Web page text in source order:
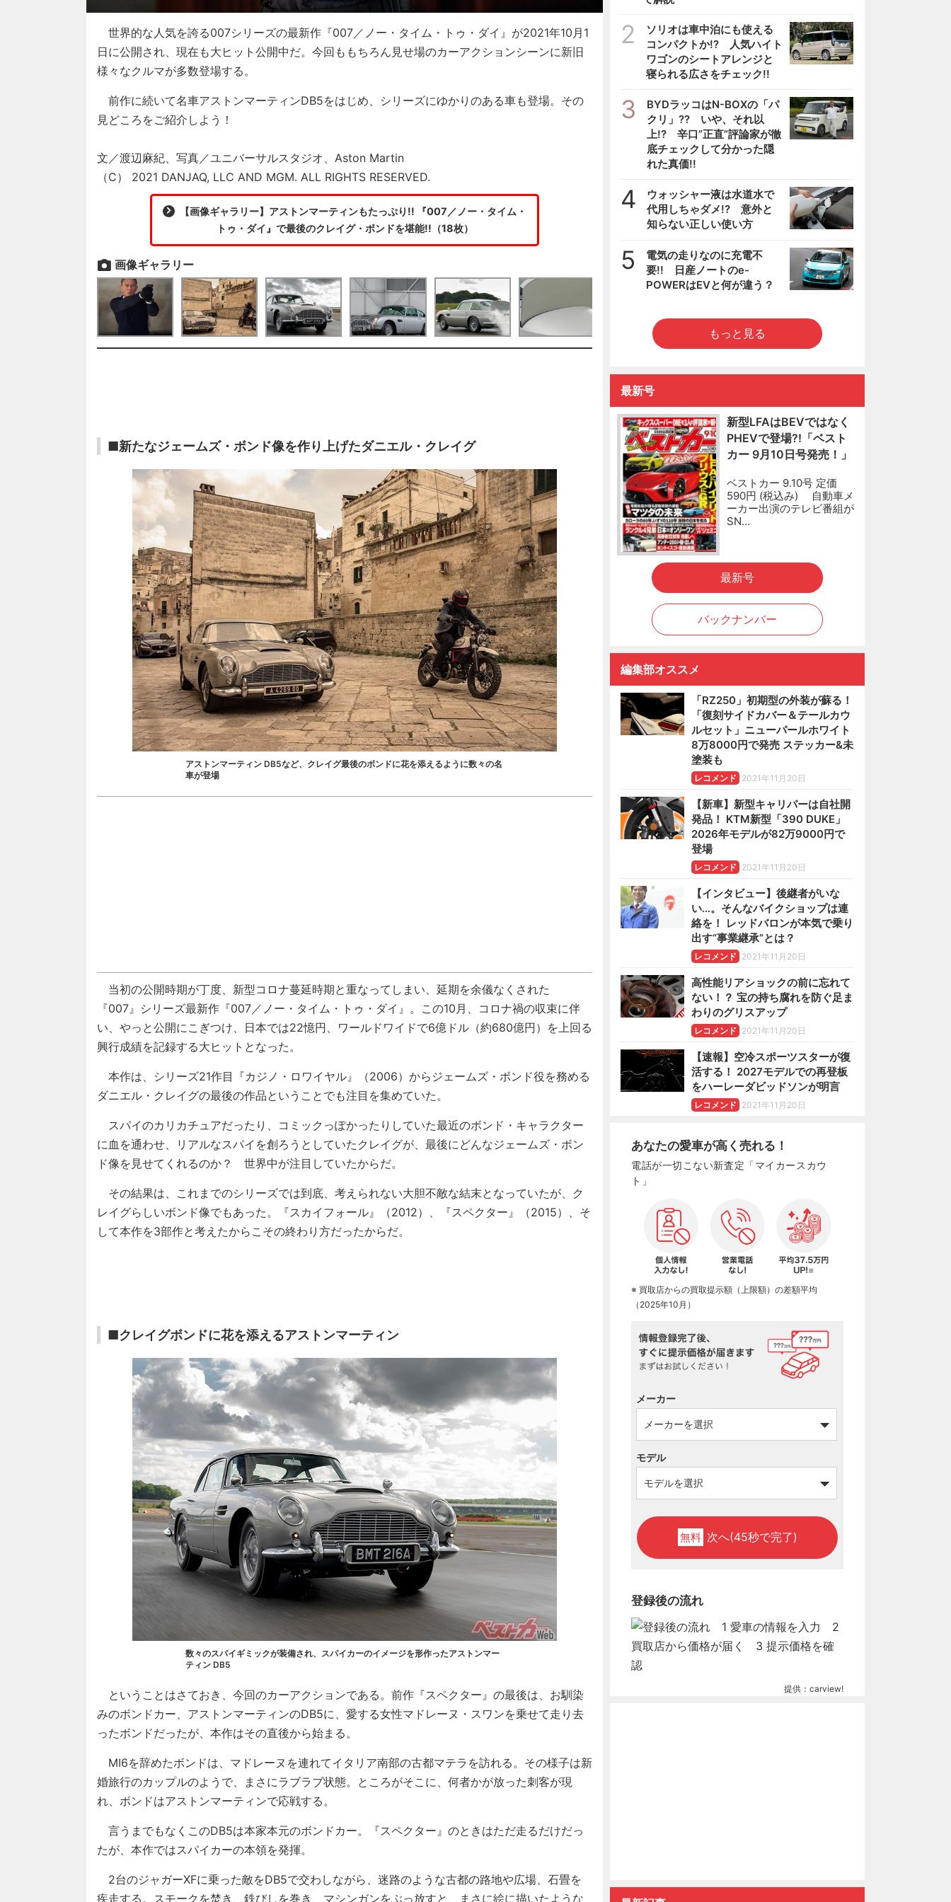
世界的な人気を誇る007シリーズの最新作『007／ノー・タイム・トゥ・ダイ』が2021年10月1
日に公開され、現在も大ヒット公開中だ。今回ももちろん見せ場のカーアクションシーンに新旧
様々なクルマが多数登場する。
前作に続いて名車アストンマーティンDB5をはじめ、シリーズにゆかりのある車も登場。その
見どころをご紹介しよう！
文／渡辺麻紀、写真／ユニバーサルスタジオ、Aston Martin
（C） 2021 DANJAQ, LLC AND MGM. ALL RIGHTS RESERVED.
【画像ギャラリー】アストンマーティンもたっぷり!! 『007／ノー・タイム・
トゥ・ダイ』で最後のクレイグ・ボンドを堪能!!（18枚）
画像ギャラリー
■新たなジェームズ・ボンド像を作り上げたダニエル・クレイグ
アストンマーティン DB5など、クレイグ最後のボンドに花を添えるように数々の名
車が登場
当初の公開時期が丁度、新型コロナ蔓延時期と重なってしまい、延期を余儀なくされた
『007』シリーズ最新作『007／ノー・タイム・トゥ・ダイ』。この10月、コロナ禍の収束に伴
い、やっと公開にこぎつけ、日本では22憶円、ワールドワイドで6億ドル（約680億円）を上回る
興行成績を記録する大ヒットとなった。
本作は、シリーズ21作目『カジノ・ロワイヤル』（2006）からジェームズ・ボンド役を務める
ダニエル・クレイグの最後の作品ということでも注目を集めていた。
スパイのカリカチュアだったり、コミックっぽかったりしていた最近のボンド・キャラクター
に血を通わせ、リアルなスパイを創ろうとしていたクレイグが、最後にどんなジェームズ・ボン
ド像を見せてくれるのか？ 世界中が注目していたからだ。
その結果は、これまでのシリーズでは到底、考えられない大胆不敵な結末となっていたが、ク
レイグらしいボンド像でもあった。『スカイフォール』（2012）、『スペクター』（2015）、そ
して本作を3部作と考えたからこその終わり方だったからだ。
■クレイグボンドに花を添えるアストンマーティン
数々のスパイギミックが装備され、スパイカーのイメージを形作ったアストンマー
ティン DB5
ということはさておき、今回のカーアクションである。前作『スペクター』の最後は、お馴染
みのボンドカー、アストンマーティンのDB5に、愛する女性マドレーヌ・スワンを乗せて走り去
ったボンドだったが、本作はその直後から始まる。
MI6を辞めたボンドは、マドレーヌを連れてイタリア南部の古都マテラを訪れる。その様子は新
婚旅行のカップルのようで、まさにラブラブ状態。ところがそこに、何者かが放った刺客が現
れ、ボンドはアストンマーティンで応戦する。
言うまでもなくこのDB5は本家本元のボンドカー。『スペクター』のときはただ走るだけだっ
たが、本作ではスパイカーの本領を発揮。
2台のジャガーXFに乗った敵をDB5で交わしながら、迷路のような古都の路地や広場、石畳を
疾走する。スモークを焚き、鉄びしを巻き、マシンガンをぶっ放すと、まさに絵に描いたような
2
ソリオは車中泊にも使える
コンパクトか!? 人気ハイト
ワゴンのシートアレンジと
寝られる広さをチェック!!
3
BYDラッコはN-BOXの「パ
クリ」?? いや、それ以
上!? 辛口”正直”評論家が徹
底チェックして分かった隠
れた真価!!
4
ウォッシャー液は水道水で
代用しちゃダメ!? 意外と
知らない正しい使い方
5
電気の走りなのに充電不
要!! 日産ノートのe-
POWERはEVと何が違う？
もっと見る
最新号
新型LFAはBEVではなく
PHEVで登場?!「ベスト
カー 9月10日号発売！」
ベストカー 9.10号 定価
590円 (税込み) 自動車メ
ーカー出演のテレビ番組が
SN…
最新号
バックナンバー
編集部オススメ
「RZ250」初期型の外装が蘇る！
「復刻サイドカバー＆テールカウ
ルセット」ニューパールホワイト
8万8000円で発売 ステッカー&未
塗装も
レコメンド 2021年11月20日
【新車】新型キャリパーは自社開
発品！ KTM新型「390 DUKE」
2026年モデルが82万9000円で
登場
レコメンド 2021年11月20日
【インタビュー】後継者がいな
い…。そんなバイクショップは連
絡を！ レッドバロンが本気で乗り
出す“事業継承”とは？
レコメンド 2021年11月20日
高性能リアショックの前に忘れて
ない！？ 宝の持ち腐れを防ぐ足ま
わりのグリスアップ
レコメンド 2021年11月20日
【速報】空冷スポーツスターが復
活する！ 2027モデルでの再登板
をハーレーダビッドソンが明言
レコメンド 2021年11月20日
あなたの愛車が高く売れる！
電話が一切こない新査定「マイカースカウ
ト」
※ 買取店からの買取提示額（上限額）の差額平均
（2025年10月）
メーカー
モデル
無料 次へ(45秒で完了)
登録後の流れ
提供：carview!